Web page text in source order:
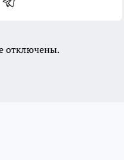
отключены.